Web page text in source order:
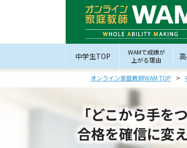
中学生TOP
WAMで成績が
上がる理由
オンライン家庭教師WAM TOP
「どこから手
合格を確信に変